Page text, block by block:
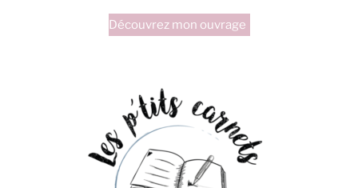
Découvrez mon ouvrage